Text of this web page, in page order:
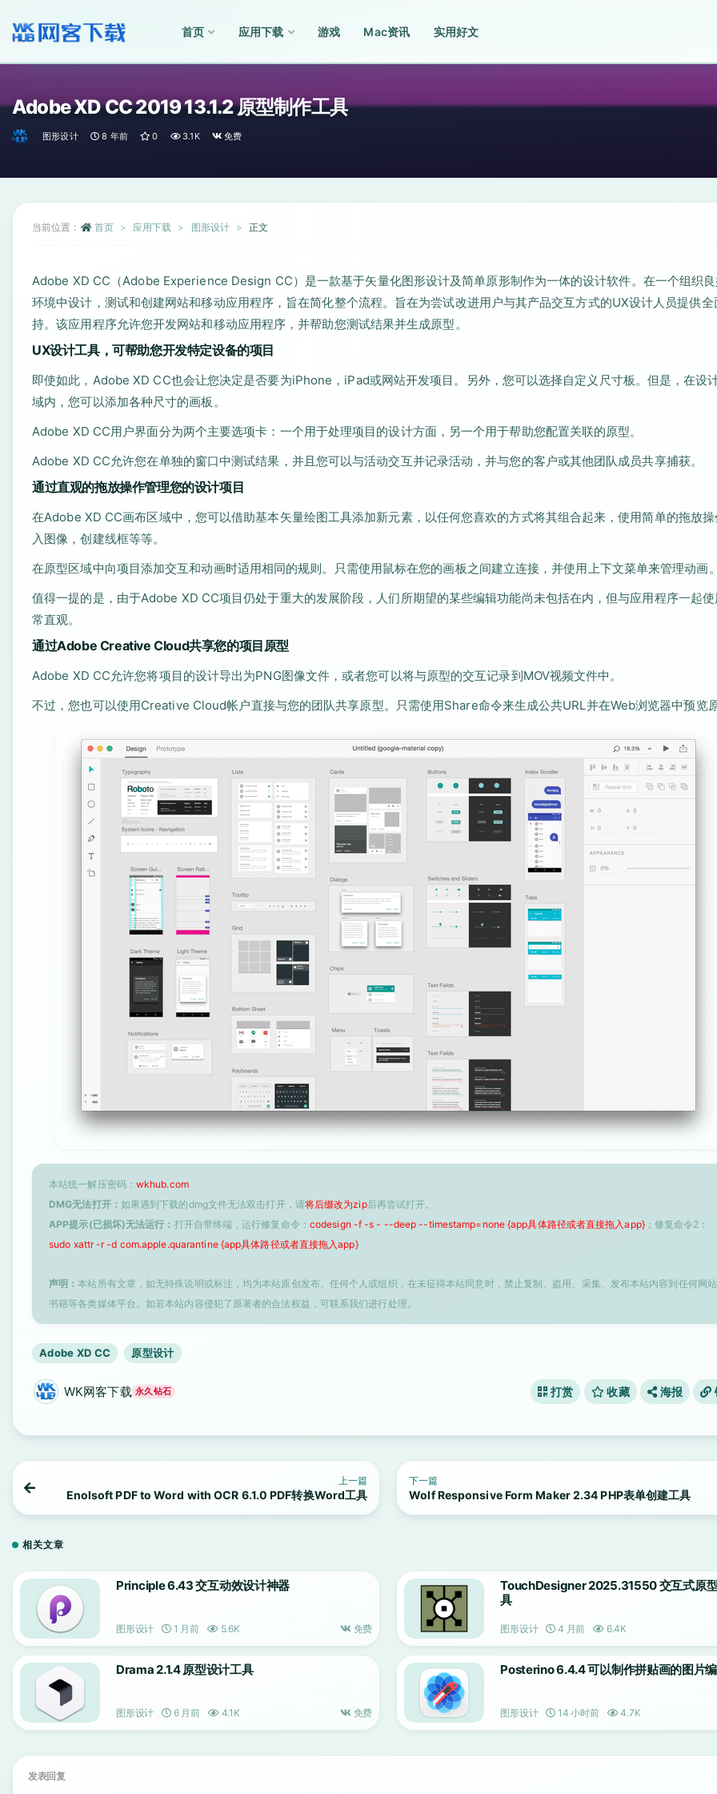
首页 应用下载 游戏 Mac资讯 实用好文
Adobe XD CC 2019 13.1.2 原型制作工具
图形设计 8 年前 0 3.1K 免费
当前位置： 首页 应用下载 图形设计 正文
Adobe XD CC（Adobe Experience Design CC）是一款基于矢量化图形设计及简单原形制作为一体的设计软件。在一个组织
环境中设计，测试和创建网站和移动应用程序，旨在简化整个流程。旨在为尝试改进用户与其产品交互方式的UX设计人员提供全
持。该应用程序允许您开发网站和移动应用程序，并帮助您测试结果并生成原型。
UX设计工具，可帮助您开发特定设备的项目
即使如此，Adobe XD CC也会让您决定是否要为iPhone，iPad或网站开发项目。另外，您可以选择自定义尺寸板。但是，在设
域内，您可以添加各种尺寸的画板。
Adobe XD CC用户界面分为两个主要选项卡：一个用于处理项目的设计方面，另一个用于帮助您配置关联的原型。
Adobe XD CC允许您在单独的窗口中测试结果，并且您可以与活动交互并记录活动，并与您的客户或其他团队成员共享捕获。
通过直观的拖放操作管理您的设计项目
在Adobe XD CC画布区域中，您可以借助基本矢量绘图工具添加新元素，以任何您喜欢的方式将其组合起来，使用简单的拖放
入图像，创建线框等等。
在原型区域中向项目添加交互和动画时适用相同的规则。只需使用鼠标在您的画板之间建立连接，并使用上下文菜单来管理动画
值得一提的是，由于Adobe XD CC项目仍处于重大的发展阶段，人们所期望的某些编辑功能尚未包括在内，但与应用程序一起
常直观。
通过Adobe Creative Cloud共享您的项目原型
Adobe XD CC允许您将项目的设计导出为PNG图像文件，或者您可以将与原型的交互记录到MOV视频文件中。
不过，您也可以使用Creative Cloud帐户直接与您的团队共享原型。只需使用Share命令来生成公共URL并在Web浏览器中预览
本站统一解压密码： wkhub.com
DMG无法打开： 如果遇到下载的dmg文件无法双击打开，请将后缀改为zip后再尝试打开。
APP提示(已损坏)无法运行： 打开自带终端，运行修复命令： codesign -f -s - --deep --timestamp=none {app具体路径或者直接拖入app}；修复命令2：
sudo xattr -r -d com.apple.quarantine {app具体路径或者直接拖入app}
声明：本站所有文章，如无特殊说明或标注，均为本站原创发布。任何个人或组织，在未征得本站同意时，禁止复制、盗用、采集、发布本站内容到任何网
书籍等各类媒体平台。如若本站内容侵犯了原著者的合法权益，可联系我们进行处理。
Adobe XD CC 原型设计
WK网客下载 永久钻石 打赏 收藏 海报
上一篇
Enolsoft PDF to Word with OCR 6.1.0 PDF转换Word工具
下一篇
Wolf Responsive Form Maker 2.34 PHP表单创建工具
相关文章
Principle 6.43 交互动效设计神器
图形设计 1 月前 5.6K 免费
TouchDesigner 2025.31550 交互式原
具
图形设计 4 月前 6.4K
Drama 2.1.4 原型设计工具
图形设计 6 月前 4.1K 免费
Posterino 6.4.4 可以制作拼贴画的图片
图形设计 14 小时前 4.7K
发表回复